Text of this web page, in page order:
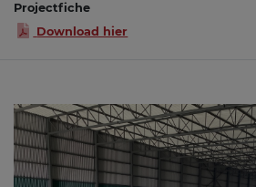
Projectfiche
Download hier